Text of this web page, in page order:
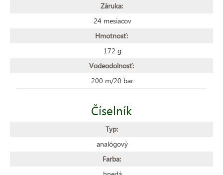
Záruka:
24 mesiacov
Hmotnosť:
172 g
Vodeodolnosť:
200 m/20 bar
Číselník
Typ:
analógový
Farba: